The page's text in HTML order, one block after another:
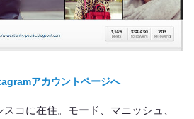
アカウントページへ
コに在住。モード、マニッシュ、